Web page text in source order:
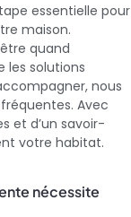
essentielle pour
maison.
quand
les solutions
nous
Avec
et d’un savoir-
votre habitat.
nécessite